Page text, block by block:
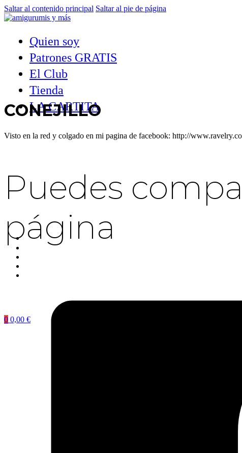
Saltar al contenido principal Saltar al pie de página
Quien soy
Patrones GRATIS
El Club
Tienda
LA CARTITA
0 0,00 €
CONEJILLO
Visto en la red y colgado en mi pagina de facebook: http://
Puedes
página